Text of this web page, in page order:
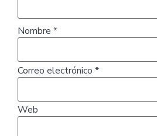
Nombre *
Correo electrónico *
Web